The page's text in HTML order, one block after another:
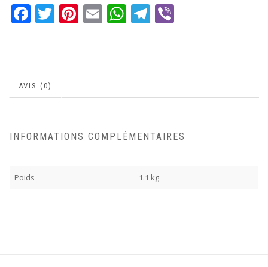
Facebook
Twitter
Pinterest
EmailWhatsApp
Telegram
AVIS (0)
INFORMATIONS COMPLÉMENTAIRES
Poids 1.1 kg